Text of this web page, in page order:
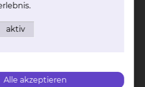
Cookie Einstellungen
aktiv
Alle akzeptieren